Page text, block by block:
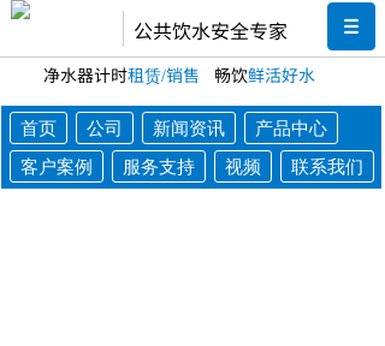
公共饮水安全专家
畅饮鲜活好水
净水器计时租赁/销售
首页 公司 新闻资讯
产品中心
客户案例
服务支持 视频 联系我们